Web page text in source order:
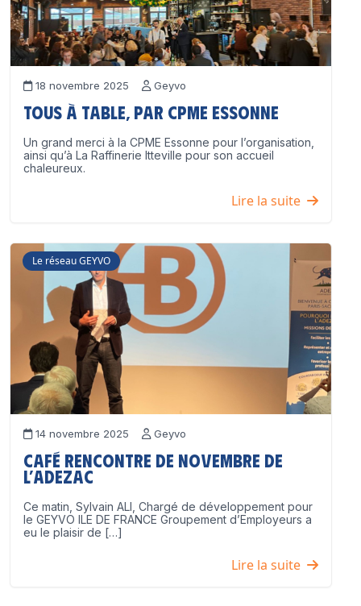
18 novembre 2025 Geyvo
Tous à table, par CPME Essonne
Un grand merci à la CPME Essonne pour l’organisation,
ainsi qu’à La Raffinerie Itteville pour son accueil
chaleureux.
Lire la suite
Le réseau GEYVO
14 novembre 2025 Geyvo
Café Rencontre de Novembre de
l’ADEZAC
Ce matin, Sylvain ALI, Chargé de développement pour
le GEYVO ILE DE FRANCE Groupement d’Employeurs a
eu le plaisir de […]
Lire la suite